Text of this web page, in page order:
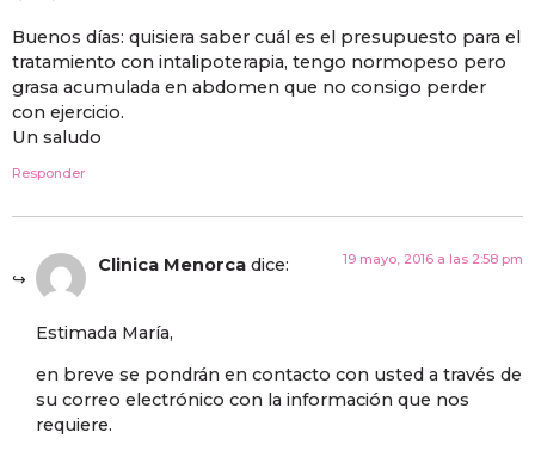
Buenos días: quisiera saber cuál es el presupuesto para el
tratamiento con intalipoterapia, tengo normopeso pero
grasa acumulada en abdomen que no consigo perder
con ejercicio.
Un saludo
Responder
Clinica Menorca dice: 19 mayo, 2016 a las 2:58 pm
Estimada María,
en breve se pondrán en contacto con usted a través de
su correo electrónico con la información que nos
requiere.